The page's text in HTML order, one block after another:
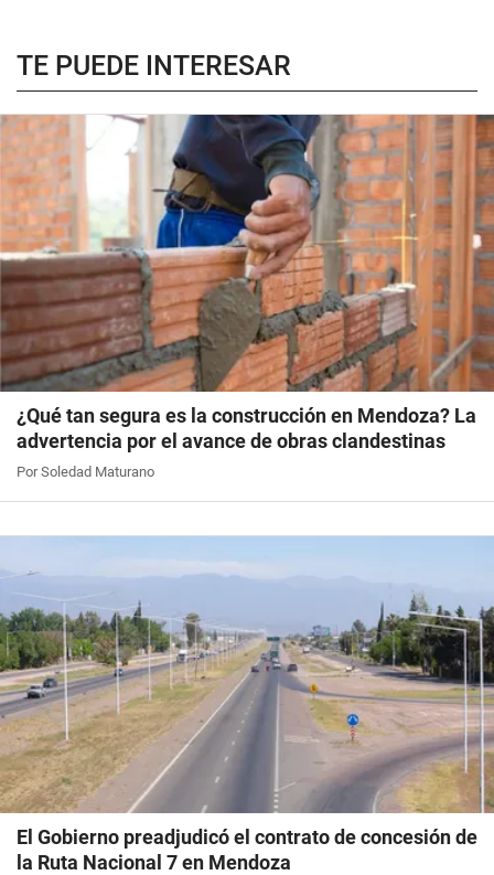
TE PUEDE INTERESAR
¿Qué tan segura es la construcción en Mendoza? La
advertencia por el avance de obras clandestinas
Por Soledad Maturano
El Gobierno preadjudicó el contrato de concesión de
la Ruta Nacional 7 en Mendoza